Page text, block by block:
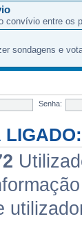
convívio entre os
sondagens e
Senha:
LIGADO: